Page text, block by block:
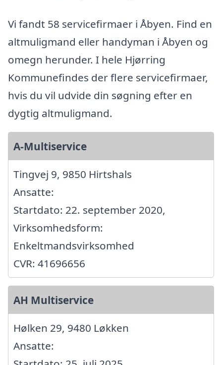
Vi fandt 58 servicefirmaer i Åbyen. Find en
altmuligmand eller handyman i Åbyen og
omegn herunder. I hele Hjørring
Kommunefindes der flere servicefirmaer,
hvis du vil udvide din søgning efter en
dygtig altmuligmand.
A-Multiservice
Tingvej 9, 9850 Hirtshals
Ansatte:
Startdato: 22. september 2020,
Virksomhedsform:
Enkeltmandsvirksomhed
CVR: 41696656
AH Multiservice
Hølken 29, 9480 Løkken
Ansatte: